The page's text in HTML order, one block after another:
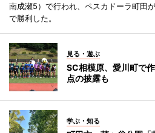
南成瀬5）で行われ、ペスカドーラ町田
で勝利した。
見る・遊ぶ
SC相模原、愛川町で
点の披露も
学ぶ・知る